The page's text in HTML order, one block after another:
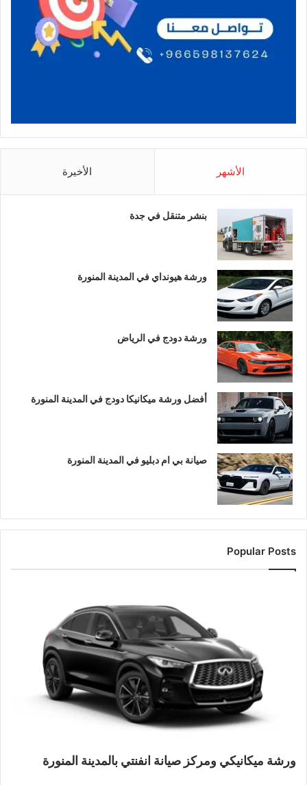
الأشهر الأخيرة
بنشر متنقل في جدة
ورشة هيونداي في المدينة المنورة
ورشة دودج في الرياض
أفضل ورشة ميكانيكا دودج في المدينة المنورة
صيانة بي ام دبليو في المدينة المنورة
Popular Posts
ورشة ميكانيكي ومركز صيانة انفنتي بالمدينة المنورة